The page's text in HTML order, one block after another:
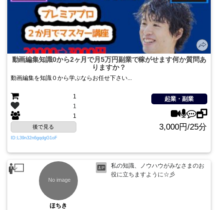
動画編集知識0から2ヶ月で月5万円副業で稼がせます何か質問あ
りますか？
動画編集を知識０から学ぶならお任せ下さい...
1
1
1
起業・副業
後で見る 3,000円/25分
ID:L39n32n6gqdgG1oF
ほちき
私の知識、ノウハウがみなさまのお
役に立ちますように☆彡